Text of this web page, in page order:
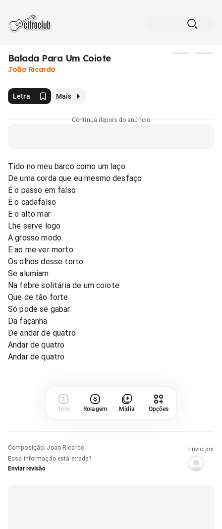
Balada Para Um Coiote
João Ricardo
Letra Mais
Continua depois do anúncio
Tido no meu barco como um laço
De uma corda que eu mesmo desfaço
É o passo em falso
É o cadafalso
E o alto mar
Lhe serve logo
A grosso modo
E ao me ver morto
Os olhos desse torto
Se alumiam
Na febre solitária de um coiote
Que de tão forte
Só pode se gabar
Da façanha
De andar de quatro
Andar de quatro
Andar de quatro
Tom Rolagem Mídia Opções
Composição: Joao Ricardo
Essa informação está errada?
Enviar revisão
Envio por